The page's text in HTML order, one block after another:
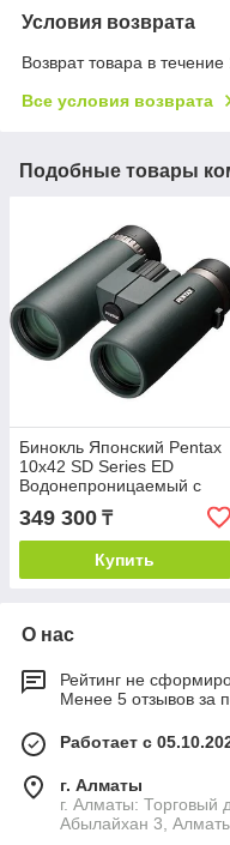
Условия возврата
Возврат товара в
Все условия возврата
Подобные товары
Бинокль Японский Pentax
10x42 SD Series ED
Водонепроницаемый с
Крышей Призма и Углом
Обзора 6.2 Градуса
349 300 ₸
Купить
О нас
Рейтинг не
Менее 5 отзывов за
Работает с
г. Алматы
г. Алматы: Торговый
Абылайхан 3,